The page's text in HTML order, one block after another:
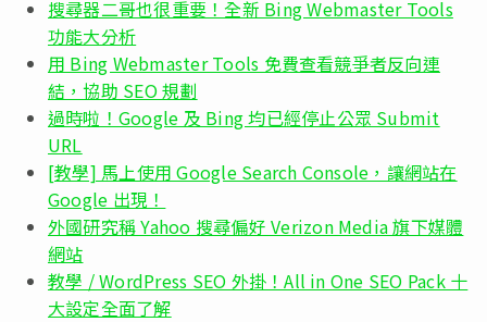
搜尋器二哥也很重要！全新 Bing Webmaster Tools
功能大分析
用 Bing Webmaster Tools 免費查看競爭者反向連
結，協助 SEO 規劃
過時啦！Google 及 Bing 均已經停止公眾 Submit
URL
[教學] 馬上使用 Google Search Console，讓網站在
Google 出現！
外國研究稱 Yahoo 搜尋偏好 Verizon Media 旗下媒體
網站
教學 / WordPress SEO 外掛！All in One SEO Pack 十
大設定全面了解